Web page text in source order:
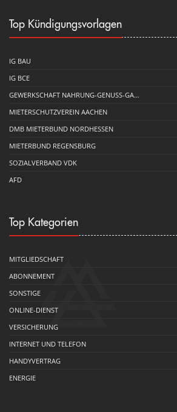
Top Kündigungsvorlagen
IG BAU
IG BCE
GEWERKSCHAFT NAHRUNG-GENUSS-GA…
MIETERSCHUTZVEREIN AACHEN
DMB MIETERBUND NORDHESSEN
MIETERBUND REGENSBURG
SOZIALVERBAND VDK
AFD
Top Kategorien
MITGLIEDSCHAFT
ABONNEMENT
SONSTIGE
ONLINE-DIENST
VERSICHERUNG
INTERNET UND TELEFON
HANDYVERTRAG
ENERGIE